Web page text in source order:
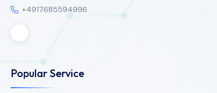
+4917685594996
Popular Service